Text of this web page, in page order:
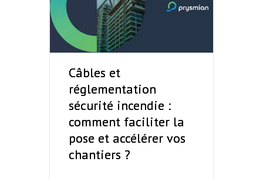
Câbles et
réglementation
sécurité incendie :
comment faciliter la
pose et accélérer vos
chantiers ?